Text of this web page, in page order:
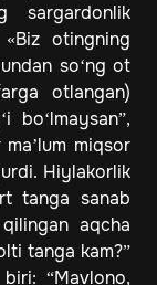
sargardonlik
otingning
so‘ng ot
otlangan)
bo‘lmaysan”,
miqsor
Hiylakorlik
tanga sanab
aqcha
tanga kam?”
“Mavlono,